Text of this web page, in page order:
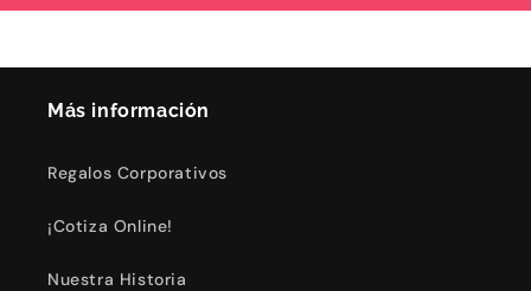
Más información
Regalos Corporativos
¡Cotiza Online!
Nuestra Historia